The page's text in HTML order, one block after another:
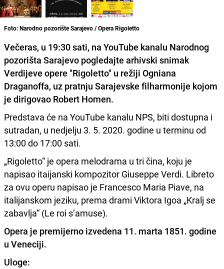
Foto: Narodno pozorište Sarajevo / Opera Rigoletto
Večeras, u 19:30 sati, na YouTube kanalu Narodnog
pozorišta Sarajevo pogledajte arhivski snimak
Verdijeve opere "Rigoletto" u režiji Ogniana
Draganoffa, uz pratnju Sarajevske filharmonije kojom
je dirigovao Robert Homen.
Predstava će na YouTube kanalu NPS, biti dostupna i
sutradan, u nedjelju 3. 5. 2020. godine u terminu od
13:00 do 17:00 sati.
„Rigoletto“ je opera melodrama u tri čina, koju je
napisao itaijanski kompozitor Giuseppe Verdi. Libreto
za ovu operu napisao je Francesco Maria Piave, na
italijanskom jeziku, prema drami Viktora Igoa „Kralj se
zabavlja“ (Le roi s’amuse).
Opera je premijerno izvedena 11. marta 1851. godine
u Veneciji.
Uloge: